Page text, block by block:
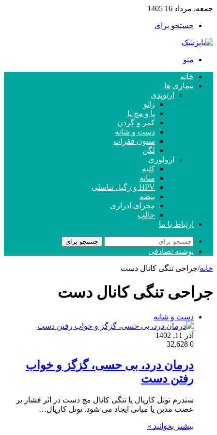
جمعه, مرداد 16 1405
جستجو برای
منو
خانه
بیماری ها
ارتوپدی
زانو
پا و مچ پا
کمر و گردن
دست و شانه
ستون فقرات
لگن
ارولوژی
کلیه
مثانه
HPV و زگیل تناسلی
بیضه
مجرای ادراری
حالب
ارتباط با ما
جستجو برای
نوشته تصادفی
خانه/جراحی تنگی کانال دست
جراحی تنگی کانال دست
دست و شانه
آذر 11, 1402
0
درمان درد، بی حسی، گزگز و خواب
رفتن دست
سندرم تونل کارپال یا تنگی کانال مچ دست در اثر فشار بر
عصب مدین یا میانی ایجاد می شود. تونل کارپال…
بیشتر بخوانید »